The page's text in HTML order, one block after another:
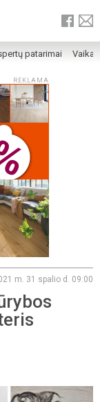
patarimai
REKLAMA
m. 31 spalio d. 09:00